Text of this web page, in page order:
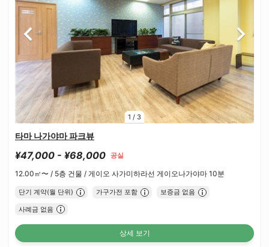
1 / 3
타마 나가야마 파크뷰
¥47,000 - ¥68,000 공실
12.00㎡〜 / 5층 건물 / 게이오 사가미하라선 게이오나가야마 10분
단기 계약(월 단위) 가구가전 포함 보증금 없음
사례금 없음
상세 보기